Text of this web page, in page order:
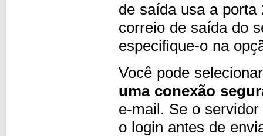
de saída usa a porta
correio de saída do
especifique-o na
Você pode
uma conexão
e-mail. Se o
o login antes de